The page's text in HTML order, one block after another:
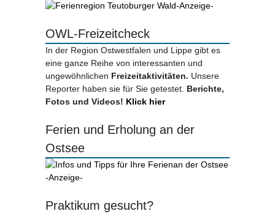
-Anzeige-
OWL-Freizeitcheck
In der Region Ostwestfalen und Lippe gibt es
eine ganze Reihe von interessanten und
ungewöhnlichen Freizeitaktivitäten. Unsere
Reporter haben sie für Sie getestet. Berichte,
Fotos und Videos! Klick hier
Ferien und Erholung an der
Ostsee
-Anzeige-
Praktikum gesucht?